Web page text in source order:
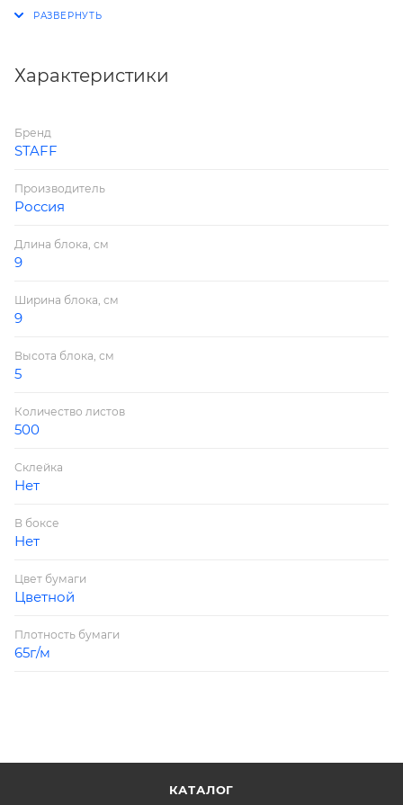
высококачественной офсетной бумаги плотностью
в плотной термоусадочной пленке, защищающей
при транспортировке. Для повышения удобства
рекомендуется использование в пластиковых
подставках и настольных органайзерах.
Характеристики
Бренд
STAFF
Производитель
Россия
Длина блока, см
9
Ширина блока, см
9
Высота блока, см
5
Количество листов
500
Склейка
Нет
В боксе
Нет
Цвет бумаги
Цветной
Плотность бумаги
65г/м
КАТАЛОГ